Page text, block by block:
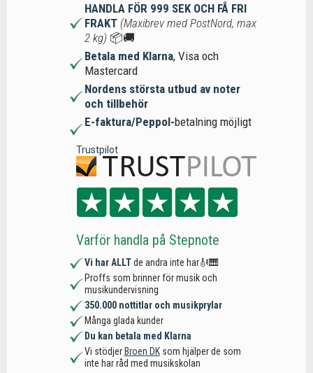
HANDLA FÖR 999 SEK OCH FÅ FRI
FRAKT (Maxibrev med PostNord, max
2 kg) 📦🚚
Betala med Klarna, Visa och
Mastercard
Nordens största utbud av noter
och tillbehör
E-faktura/Peppol-betalning möjligt
Trustpilot
Varför handla på Stepnote
Vi har ALLTde andra inte har🎻🎹
Proffs som brinner för musik och
musikundervisning
350.000 nottitlar och musikprylar
Många glada kunder
Du kan betala med Klarna
Vi stödjer Broen DKsom hjälper de som
inte har råd med musikskolan